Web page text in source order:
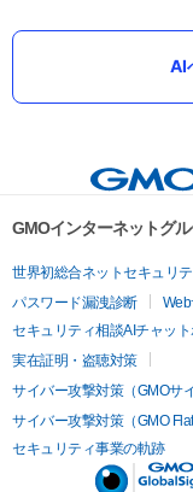
AI
GMOインターネットグ
世界初総合ネットセキュリ
パスワード漏洩診断
セキュリティ相談AIチャット
実在証明・盗聴対策
サイバー攻撃対策（GMOサ
サイバー攻撃対策（GMO
セキュリティ事業の軌跡